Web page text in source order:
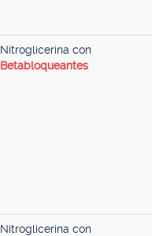
Nitroglicerina con
Betabloqueantes
Nitroglicerina con